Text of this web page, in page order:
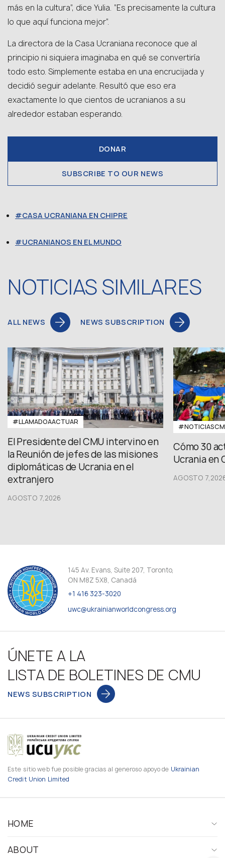
más en la cultura”, dice Yulia. “Es precisamente la cultura
lo que aquí funciona mejor”.
La directora de la Casa Ucraniana reconoce que al
principio ni siquiera imaginaba en qué se convertiría
todo esto. Simplemente estaba en una encrucijada y
decidió seguir adelante. Resultó que eso era
exactamente lo que cientos de ucranianos a su
alrededor estaban esperando.
DONAR
SUBSCRIBE TO OUR NEWS
CASA UCRANIANA EN CHIPRE
UCRANIANOS EN EL MUNDO
NOTICIAS SIMILARES
ALL NEWS NEWS SUBSCRIPTION
#LLAMADOAACTUAR
El Presidente del CMU intervino en
la Reunión de jefes de las misiones
diplomáticas de Ucrania en el
extranjero
AGOSTO 7,2026
Cómo 30
Ucrania en
AGOSTO
145 Av. Evans, Suite 207, Toronto,
ON M8Z 5X8, Canadá
+1 416 323-3020
uwc@ukrainianworldcongress.org
ÚNETE A LA
LISTA DE BOLETINES DE CMU
NEWS SUBSCRIPTION
Este sitio web fue posible gracias al generoso apoyo de Ukrainian
Credit Union Limited
HOME
ABOUT